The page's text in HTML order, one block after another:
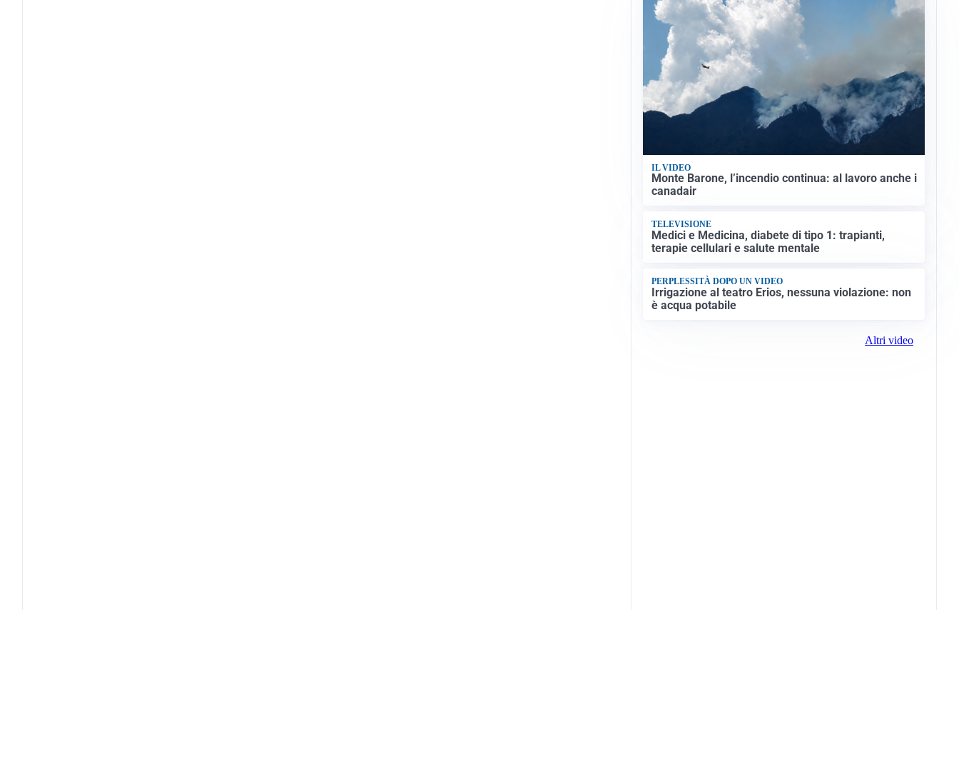
IL VIDEO
Monte Barone, l’incendio continua: al lavoro anche i
canadair
TELEVISIONE
Medici e Medicina, diabete di tipo 1: trapianti,
terapie cellulari e salute mentale
PERPLESSITÀ DOPO UN VIDEO
Irrigazione al teatro Erios, nessuna violazione: non
è acqua potabile
Altri video